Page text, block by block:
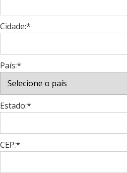
Cidade:*
País:*
Estado:*
CEP:*